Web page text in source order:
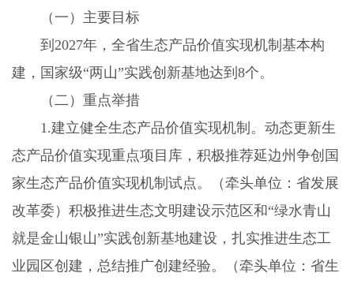
（一）主要目标
到 2027年，全省生态产品价值实现机制基本构
建，国家级“两山”实践创新基地达到 8个。
（二）重点举措
1.建立健全生态产品价值实现机制。动态更新生
态产品价值实现重点项目库，积极推荐延边州争创国
家生态产品价值实现机制试点。（牵头单位：省发展
改革委）积极推进生态文明建设示范区和“绿水青山
就是金山银山”实践创新基地建设，扎实推进生态工
业园区创建，总结推广创建经验。（牵头单位：省生